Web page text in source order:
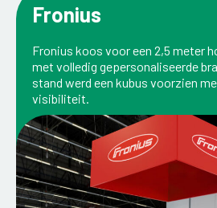
Fronius
Fronius koos voor een 2,5 meter
met volledig gepersonaliseerde
stand werd een kubus voorzien
visibiliteit.